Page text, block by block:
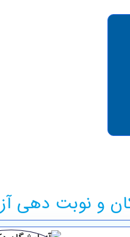
و نوبت دهی